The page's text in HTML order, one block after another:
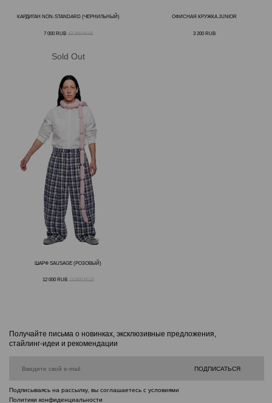
КАРДИГАН NON-STANDARD (ЧЕРНИЛЬНЫЙ)
7 000 RUB 13 200 RUB
ОФИСНАЯ КРУЖКА JUNIOR
3 200 RUB
ШАРФ SAUSAGE (РОЗОВЫЙ)
12 000 RUB 14 800 RUB
ПОДПИСАТЬСЯ
Получайте письма о новинках, эксклюзивные предложения,
стайлинг-идеи и рекомендации
Подписываясь на рассылку, вы соглашаетесь с условиями
Политики конфиденциальности